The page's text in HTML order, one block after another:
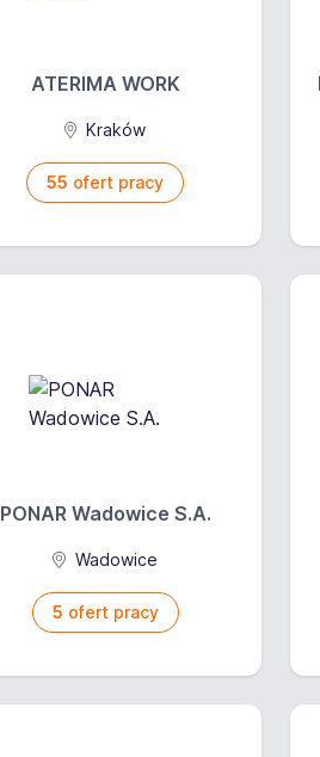
ATERIMA WORK
Kraków
55 ofert pracy
PONAR Wadowice S.A.
Wadowice
5 ofert pracy